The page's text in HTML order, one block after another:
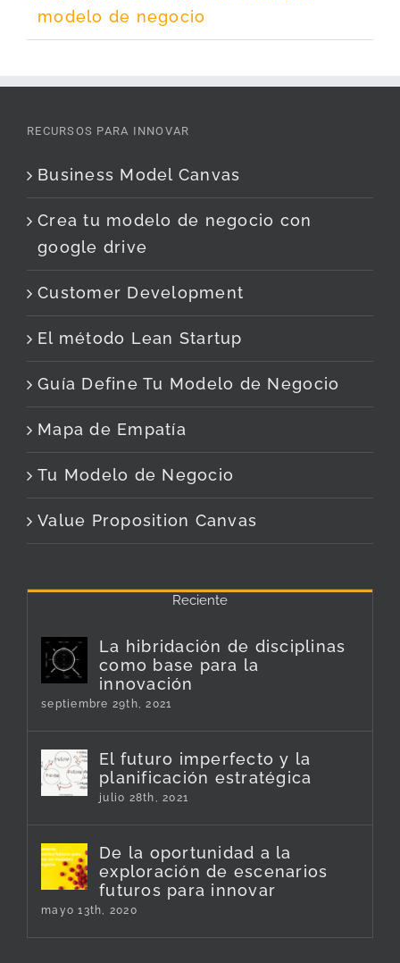
modelo de negocio
RECURSOS PARA INNOVAR
Business Model Canvas
Crea tu modelo de negocio con
google drive
Customer Development
El método Lean Startup
Guía Define Tu Modelo de Negocio
Mapa de Empatía
Tu Modelo de Negocio
Value Proposition Canvas
Reciente
La hibridación de disciplinas
como base para la
innovación
septiembre 29th, 2021
El futuro imperfecto y la
planificación estratégica
julio 28th, 2021
De la oportunidad a la
exploración de escenarios
futuros para innovar
mayo 13th, 2020